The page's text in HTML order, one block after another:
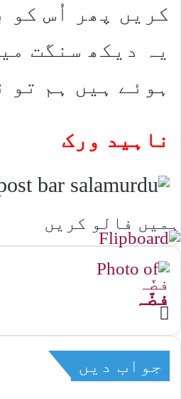
کریں پھر اُس کو
یہ دیکھ سنگت
ہوئے ہیں ہم تو
ناہید ورک
ہمیں فالو کریں
فضّہ
Website
جواب دیں